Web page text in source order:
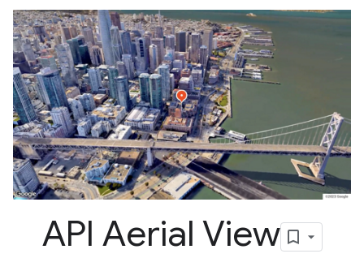
API Aerial View